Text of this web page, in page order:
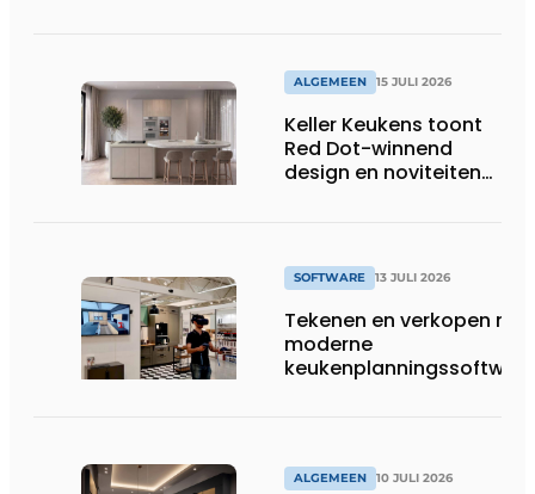
huishoudens, wat
wassen van 22.023.110
voetbalshirts
ALGEMEEN 15 JULI 2026
Keller Keukens toont
Red Dot-winnend
design en noviteiten
SOFTWARE 13 JULI 2026
Tekenen en verkopen met
moderne
keukenplanningssoftware
ALGEMEEN 10 JULI 2026